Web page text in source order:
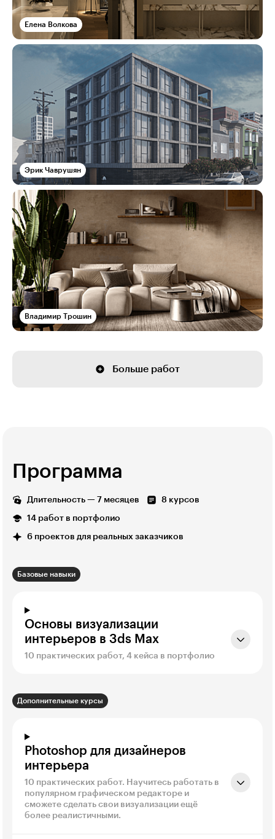
Елена Волкова
Эрик Чаврушян
Владимир Трошин
Больше работ
Программа
Длительность — 7 месяцев 8 курсов
14 работ в портфолио
6 проектов для реальных заказчиков
Базовые навыки
Основы визуализации
интерьеров в 3ds Max
10 практических работ, 4 кейса в портфолио
Дополнительные курсы
Photoshop для дизайнеров
интерьера
10 практических работ. Научитесь работать в
популярном графическом редакторе и
сможете сделать свои визуализации ещё
более реалистичными.